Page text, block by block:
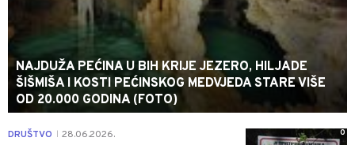
NAJDUŽA PEĆINA U BIH KRIJE JEZERO, HILJADE
ŠIŠMIŠA I KOSTI PEĆINSKOG MEDVJEDA STARE VIŠE
OD 20.000 GODINA (FOTO)
0
DRUŠTVO 28.06.2026.